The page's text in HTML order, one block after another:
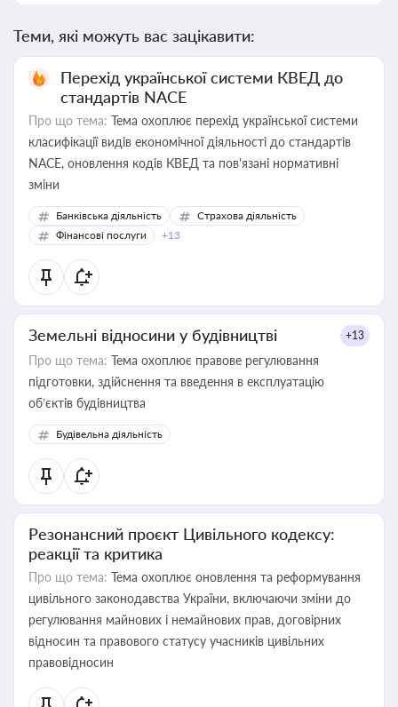
Теми, які можуть вас зацікавити:
Перехід української системи КВЕД до
стандартів NACE
Про що тема: Тема охоплює перехід української системи
класифікації видів економічної діяльності до стандартів
NACE, оновлення кодів КВЕД та пов'язані нормативні
зміни
Банківська діяльність
Страхова діяльність
Фінансові послуги
+13
Земельні відносини у будівництві +13
Про що тема: Тема охоплює правове регулювання
підготовки, здійснення та введення в експлуатацію
об’єктів будівництва
Будівельна діяльність
Резонансний проєкт Цивільного кодексу:
реакції та критика
Про що тема: Тема охоплює оновлення та реформування
цивільного законодавства України, включаючи зміни до
регулювання майнових і немайнових прав, договірних
відносин та правового статусу учасників цивільних
правовідносин